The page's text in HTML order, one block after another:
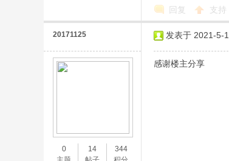
回复 支持
20171125
0
14
344
发表于 2021-5-
感谢楼主分享